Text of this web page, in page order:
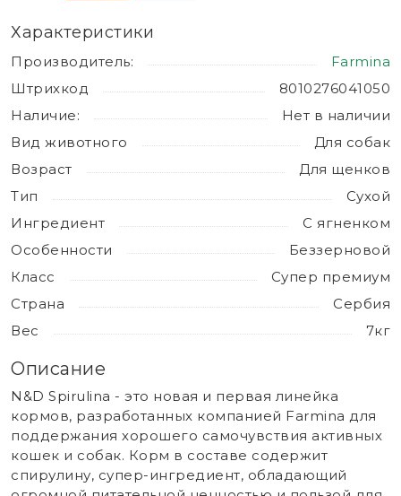
Характеристики
Производитель:
Farmina
Штрихкод
8010276041050
Наличие:
Нет в наличии
Вид животного
Для собак
Возраст
Для щенков
Тип
Сухой
Ингредиент
С ягненком
Особенности
Беззерновой
Класс
Супер премиум
Страна
Сербия
Вес
7кг
Описание
N&D Spirulina - это новая и первая линейка
кормов, разработанных компанией Farmina для
поддержания хорошего самочувствия активных
кошек и собак. Корм в составе содержит
спирулину, супер-ингредиент, обладающий